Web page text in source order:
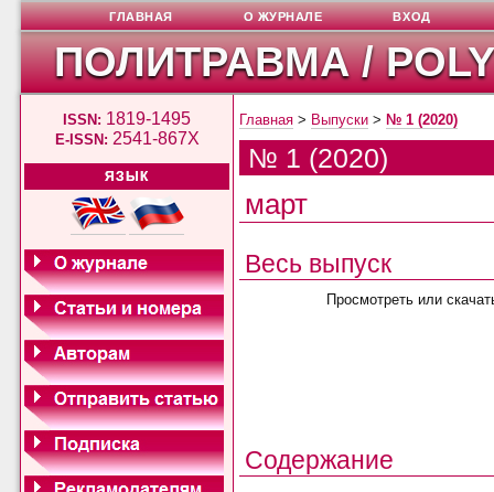
ПОЛИТРАВМА /
ISSN: 1819-1495
E-ISSN: 2541-867X
ЯЗЫК
ГЛАВНАЯ О ЖУРНАЛЕ ВХОД
Главная > Выпуски > № 1 (2020)
№ 1 (2020)
март
Весь выпуск
Просмотреть или
Содержание